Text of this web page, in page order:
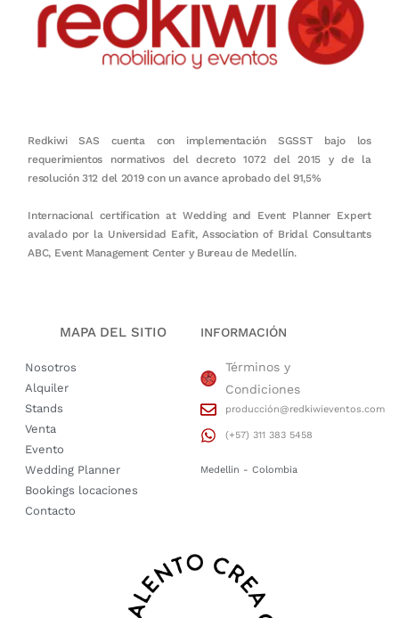
Redkiwi SAS cuenta con implementación SGSST bajo los
requerimientos normativos del decreto 1072 del 2015 y de la
resolución 312 del 2019 con un avance aprobado del 91,5%
Internacional certification at Wedding and Event Planner Expert
avalado por la Universidad Eafit, Association of Bridal Consultants
ABC, Event Management Center y Bureau de Medellín.
MAPA DEL SITIO
Nosotros
Alquiler
Stands
Venta
Evento
Wedding Planner
Bookings locaciones
Contacto
INFORMACIÓN
Términos y
Condiciones
producción@redkiwieventos.com
(+57) 311 383 5458
Medellin - Colombia